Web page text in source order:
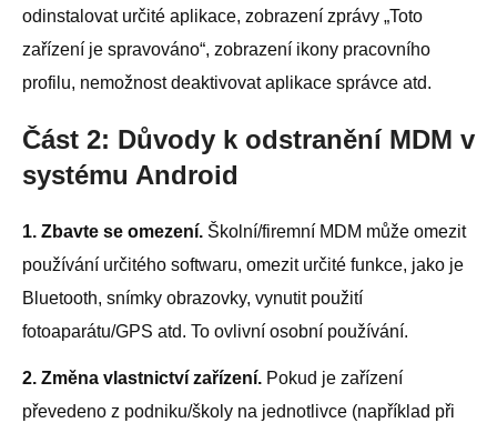
odinstalovat určité aplikace, zobrazení zprávy „Toto
zařízení je spravováno“, zobrazení ikony pracovního
profilu, nemožnost deaktivovat aplikace správce atd.
Část 2: Důvody k odstranění MDM v
systému Android
1. Zbavte se omezení. Školní/firemní MDM může omezit
používání určitého softwaru, omezit určité funkce, jako je
Bluetooth, snímky obrazovky, vynutit použití
fotoaparátu/GPS atd. To ovlivní osobní používání.
2. Změna vlastnictví zařízení. Pokud je zařízení
převedeno z podniku/školy na jednotlivce (například při